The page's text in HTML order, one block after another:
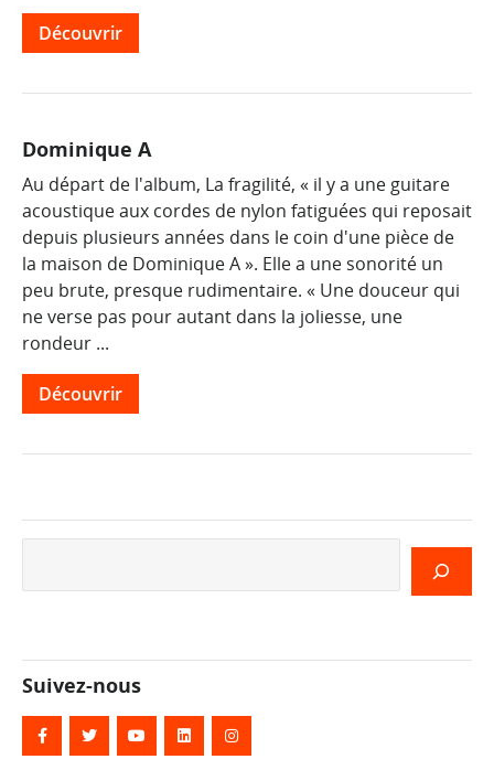
Découvrir
Dominique A
Au départ de l'album, La fragilité, « il y a une guitare
acoustique aux cordes de nylon fatiguées qui reposait
depuis plusieurs années dans le coin d'une pièce de
la maison de Dominique A ». Elle a une sonorité un
peu brute, presque rudimentaire. « Une douceur qui
ne verse pas pour autant dans la joliesse, une
rondeur ...
Découvrir
Suivez-nous